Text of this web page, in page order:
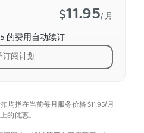
$11.95/ 月
的费用自动续订
阅计划
均指在当前每月服务价格$11.95/月
的优惠。